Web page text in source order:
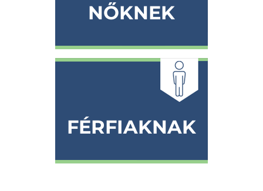
NŐKNEK
FÉRFIAKNAK